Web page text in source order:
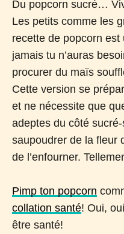
Du popcorn sucré…
Les petits comme les
recette de popcorn
jamais tu n’auras
procurer du maïs
Cette version se
et ne nécessite que
adeptes du côté
saupoudrer de la fleur
de l’enfourner.
Pimp ton popcorn
collation santé! Oui,
être santé!